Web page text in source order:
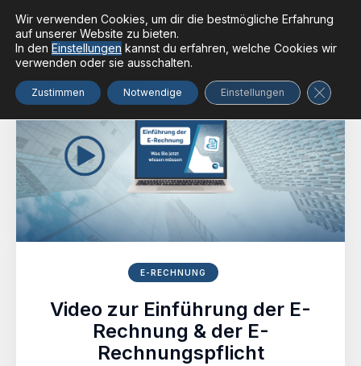
E-RECHNUNG
Video zur Einführung der E-
Rechnung & der E-
Rechnungspflicht
Wir verwenden Cookies, um dir die bestmögliche Erfahrung
auf unserer Website zu bieten.
In den Einstellungen kannst du erfahren, welche Cookies wir
verwenden oder sie ausschalten.
Zustimmen Notwendige Einstellungen GDPR